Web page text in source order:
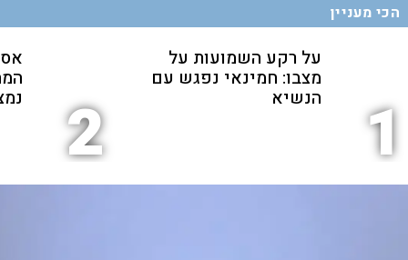
הכי מעניין
1
על רקע השמועות על
מצבו: חמינאי נפגש עם
הנשיא 2